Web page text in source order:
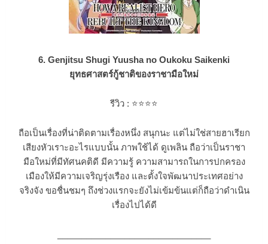
6. Genjitsu Shugi Yuusha no Oukoku Saikenki
ยุทธศาสตร์กู้ชาติของราชามือใหม่
รีวิว : ⭐⭐⭐⭐
ถือเป็นเรื่องที่น่าติดตามเรื่องหนึ่ง สนุกนะ แต่ไม่ใช่สายฮาเรียก
เสียงหัวเราะอะไรแบบนั้น ภาพใช้ได้ ดูเพลิน ถือว่าเป็นราชา
มือใหม่ที่มีทัศนคติดี มีความรู้ ความสามารถในการปกครอง
เมืองให้มีความเจริญรุ่งเรือง และตั้งใจพัฒนาประเทศอย่าง
จริงจัง ขอชื่นชมๆ ถึงช่วงแรกจะยังไม่เข้มข้นแต่ก็ถือว่าดำเนิน
เรื่องไปได้ดี